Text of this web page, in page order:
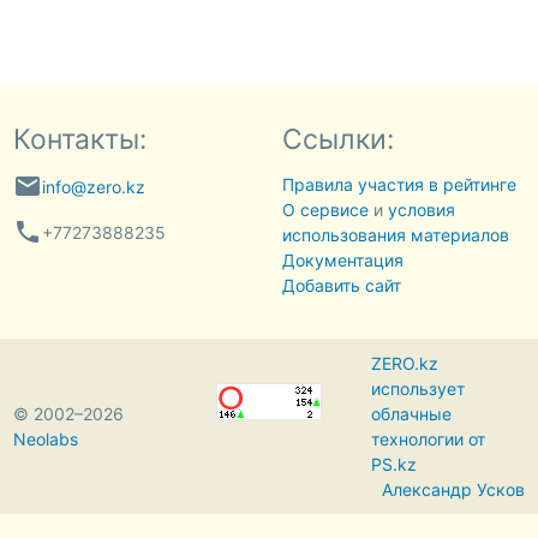
Контакты:
emailinfo@zero.kz
phone +77273888235
Ссылки:
Правила участия в рейтинге
О сервисеи условия
использования материалов
Документация
Добавить сайт
© 2002–2026
Neolabs
ZERO.kz
использует
облачные
технологии от
PS.kz
Александр Усков